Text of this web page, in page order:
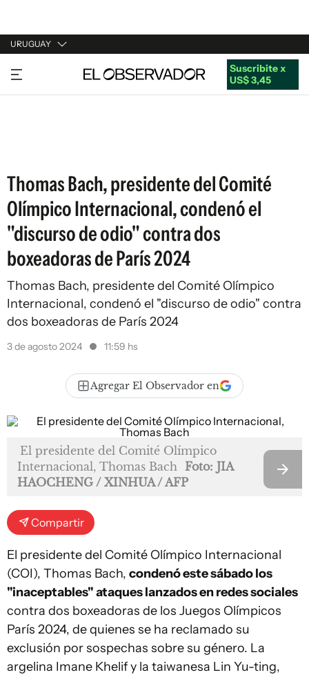
URUGUAY
URUGUAY
ARGENTINA
Suscribite x
US$ 3,45
Thomas Bach, presidente del Comité
Olímpico Internacional, condenó el
"discurso de odio" contra dos
boxeadoras de París 2024
Thomas Bach, presidente del Comité Olímpico
Internacional, condenó el "discurso de odio" contra
dos boxeadoras de París 2024
3 de agosto 2024 11:59 hs
Agregar El Observador en
El presidente del Comité Olímpico
Internacional, Thomas Bach Foto: JIA
HAOCHENG / XINHUA / AFP
Compartir
El presidente del Comité Olímpico Internacional
(COI), Thomas Bach, condenó este sábado los
"inaceptables" ataques lanzados en redes sociales
contra dos boxeadoras de los Juegos Olímpicos
París 2024, de quienes se ha reclamado su
exclusión por sospechas sobre su género. La
argelina Imane Khelif y la taiwanesa Lin Yu-ting,